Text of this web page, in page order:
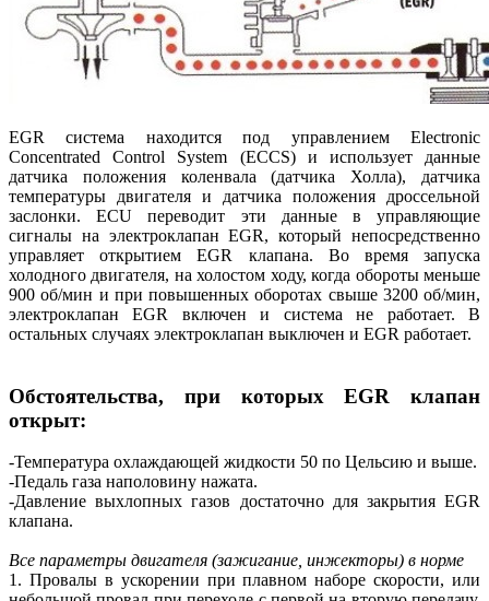
EGR система находится под управлением Electronic
Concеntrated Control System (ECCS) и использует данные
датчика положения коленвала (датчика Холла), датчика
температуры двигателя и датчика положения дроссельной
заслонки. ECU переводит эти данные в управляющие
сигналы на электроклапан EGR, который непосредственно
управляет открытием EGR клапана. Во время запуска
холодного двигателя, на холостом ходу, когда обороты меньше
900 об/мин и при повышенных оборотах свыше 3200 об/мин,
электроклапан EGR включен и система не работает. В
остальных случаях электроклапан выключен и EGR работает.
Обстоятельства, при которых EGR клапан
открыт:
-Температура охлаждающей жидкости 50 по Цельсию и выше.
-Педаль газа наполовину нажата.
-Давление выхлопных газов достаточно для закрытия EGR
клапана.
Все параметры двигателя (зажигание, инжекторы) в норме
1. Провалы в ускорении при плавном наборе скорости, или